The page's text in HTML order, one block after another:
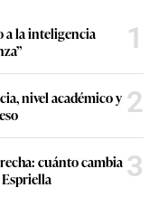
a la inteligencia
1
nivel académico y 2
cuánto cambia 3